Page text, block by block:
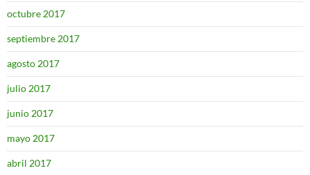
octubre 2017
septiembre 2017
agosto 2017
julio 2017
junio 2017
mayo 2017
abril 2017